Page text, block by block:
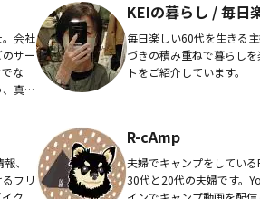
フ...
会社
サー
な
真の
KEIの暮らし / 毎日
毎日楽しい60代を生きる
づきの積み重ねで暮らし
トをご紹介しています。
、
フリ
R-cAmp
夫婦でキャンプをしている
30代と20代の夫婦です。